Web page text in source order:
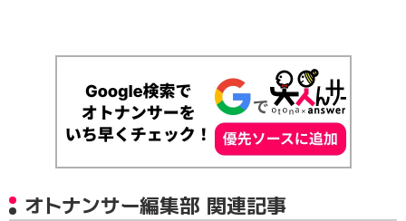
オトナンサー編集部 関連記事